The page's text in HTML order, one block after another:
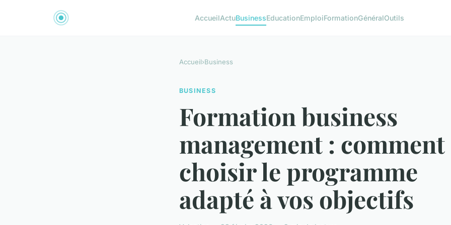
AccueilActuBusinessEducationEmploiFormationGénéralOutils
Accueil›Business
BUSINESS
Formation business
management : comment
choisir le programme
adapté à vos objectifs